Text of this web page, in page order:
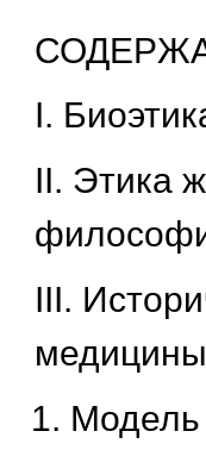
I.
II. Этика
III.
медицины
Модель